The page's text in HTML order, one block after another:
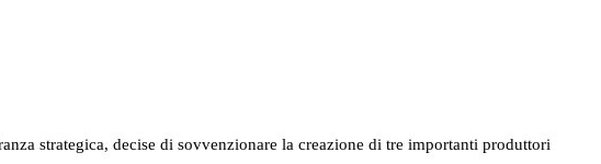
strategica, decise di sovvenzionare la creazione di tre importanti produttori